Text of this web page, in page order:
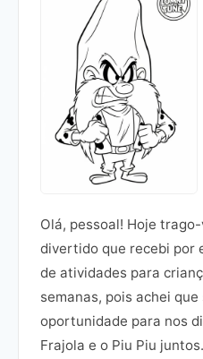
Olá, pessoal! Hoje
divertido que recebi por
de atividades para
semanas, pois achei
oportunidade para nos
Frajola e o Piu Piu juntos.